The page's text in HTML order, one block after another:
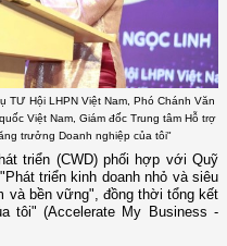
TƯ Hội LHPN Việt Nam, Phó Chánh Văn
Việt Nam, Giám đốc Trung tâm Hỗ trợ
trưởng Doanh nghiệp của tôi"
triển (CWD) phối hợp với Quỹ
triển kinh doanh nhỏ và siêu
và bền vững", đồng thời tổng kết
tôi" (Accelerate My Business -